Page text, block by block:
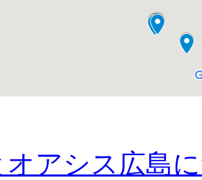
オアシス広島